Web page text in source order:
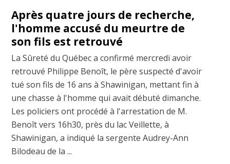
Après quatre jours de recherche,
l'homme accusé du meurtre de
son fils est retrouvé
La Sûreté du Québec a confirmé mercredi avoir
retrouvé Philippe Benoît, le père suspecté d'avoir
tué son fils de 16 ans à Shawinigan, mettant fin à
une chasse à l'homme qui avait débuté dimanche.
Les policiers ont procédé à l'arrestation de M.
Benoît vers 16h30, près du lac Veillette, à
Shawinigan, a indiqué la sergente Audrey-Ann
Bilodeau de la ...